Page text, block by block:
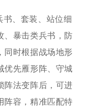
书、套装、站位细
、暴击类兵书，防
同时根据战场地形
优先雁形阵、守城
阵法变阵后，可进
阵容，精准匹配特